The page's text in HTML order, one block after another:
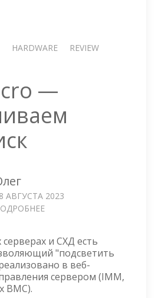
HARDWARE
REVIEW
—
АВГУСТА 2023
ПОДСВЕЧИВАЕМ
NVME
ДИСК
и СХД есть
"подсветить
в веб-
сервером (IMM,
BMC).